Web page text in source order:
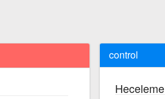
control
Heceleme